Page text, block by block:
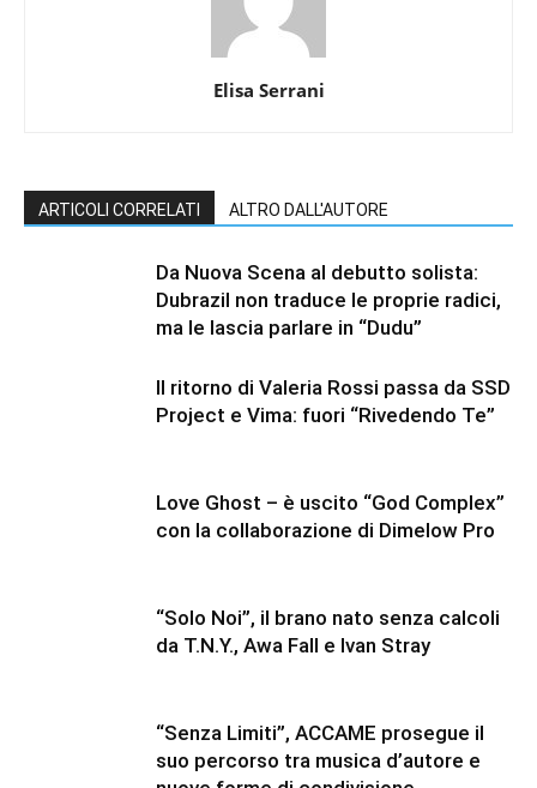
Elisa Serrani
ARTICOLI CORRELATI ALTRO DALL'AUTORE
Da Nuova Scena al debutto solista:
Dubrazil non traduce le proprie radici,
ma le lascia parlare in “Dudu”
Il ritorno di Valeria Rossi passa da SSD
Project e Vima: fuori “Rivedendo Te”
Love Ghost – è uscito “God Complex”
con la collaborazione di Dimelow Pro
“Solo Noi”, il brano nato senza calcoli
da T.N.Y., Awa Fall e Ivan Stray
“Senza Limiti”, ACCAME prosegue il
suo percorso tra musica d’autore e